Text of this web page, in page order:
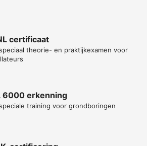
certificaat
theorie- en praktijkexamen voor
6000 erkenning
training voor grondboringen